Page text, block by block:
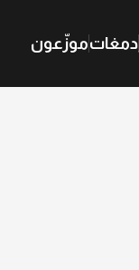
دمغاتموزّعون